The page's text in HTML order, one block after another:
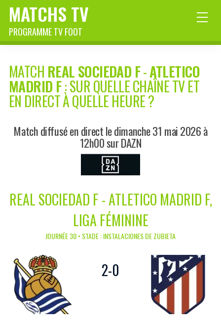
MATCHS TV
PROGRAMME TV FOOT
MATCH REAL SOCIEDAD F-ATLETICO
MADRID F: SUR QUELLE CHAÎNE TV ET
EN DIRECT À QUELLE HEURE ?
Match diffusé en direct le dimanche 31 mai 2026 à
12h00 sur DAZN
REAL SOCIEDAD F - ATLETICO MADRID F,
LIGA FÉMININE
JOURNÉE 30 • STADE : INSTALACIONES DE ZUBIETA
2-0